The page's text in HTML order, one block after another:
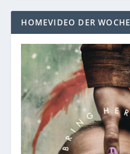
HOMEVIDEO DER WOCHE